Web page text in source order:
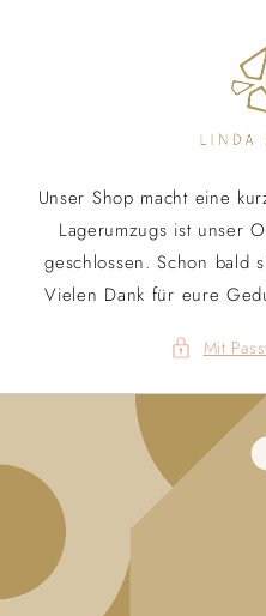
Unser Shop macht eine
Lagerumzugs ist unser
geschlossen. Schon bald
Vielen Dank für eure
Mit